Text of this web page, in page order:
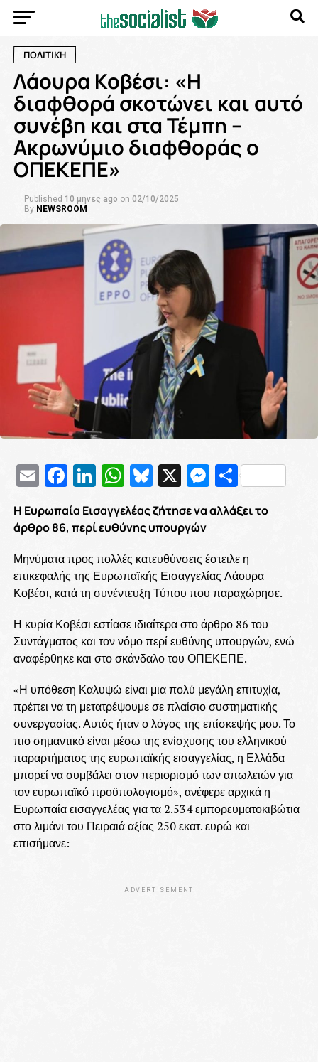
ΠΟΛΙΤΙΚΗ
Λάουρα Κοβέσι: «Η
διαφθορά σκοτώνει και αυτό
συνέβη και στα Τέμπη –
Ακρωνύμιο διαφθοράς ο
ΟΠΕΚΕΠΕ»
Published 10 μήνες ago on 02/10/2025
By NEWSROOM
EmailFacebook
LinkedIn
WhatsApp
Bluesky
X
H Ευρωπαία Εισαγγελέας ζήτησε να αλλάξει το
άρθρο 86, περί ευθύνης υπουργών
Μηνύματα προς πολλές κατευθύνσεις έστειλε η
επικεφαλής της Ευρωπαϊκής Εισαγγελίας Λάουρα
Κοβέσι, κατά τη συνέντευξη Τύπου που παραχώρησε.
Η κυρία Κοβέσι εστίασε ιδιαίτερα στο άρθρο 86 του
Συντάγματος και τον νόμο περί ευθύνης υπουργών, ενώ
αναφέρθηκε και στο σκάνδαλο του ΟΠΕΚΕΠΕ.
«Η υπόθεση Καλυψώ είναι μια πολύ μεγάλη επιτυχία,
πρέπει να τη μετατρέψουμε σε πλαίσιο συστηματικής
συνεργασίας. Αυτός ήταν ο λόγος της επίσκεψής μου. Το
πιο σημαντικό είναι μέσω της ενίσχυσης του ελληνικού
παραρτήματος της ευρωπαϊκής εισαγγελίας, η Ελλάδα
μπορεί να συμβάλει στον περιορισμό των απωλειών για
τον ευρωπαϊκό προϋπολογισμό», ανέφερε αρχικά η
Ευρωπαία εισαγγελέας για τα 2.534 εμπορευματοκιβώτια
στο λιμάνι του Πειραιά αξίας 250 εκατ. ευρώ και
επισήμανε:
ADVERTISEMENT